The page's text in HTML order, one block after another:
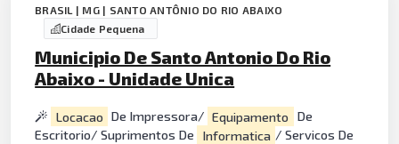
BRASIL | MG | SANTO ANTÔNIO DO RIO ABAIXO
Cidade Pequena
Municipio De Santo Antonio Do Rio
Abaixo - Unidade Unica
Locacao De Impressora/ Equipamento
De
Escritorio/ Suprimentos De
Informatica / Servicos De